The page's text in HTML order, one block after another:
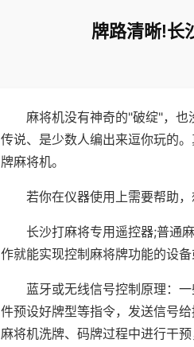
牌路清晰!长
麻将机没有神奇的"破绽"，
传说、是少数人编出来逗你玩的
牌麻将机。
若你在仪器使用上需要帮助
长沙打麻将专用遥控器;普通
作就能实现控制麻将牌功能的设备
蓝牙或无线信号控制原理：
件预设好牌型等指令，发送信号
麻将机洗牌、码牌过程中进行干预